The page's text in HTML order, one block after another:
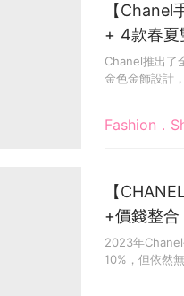
Fashion．
【
+ 4款春夏
Chanel推出了
金色金飾設計
【
+價錢整合
款
2023年
10%，但依然